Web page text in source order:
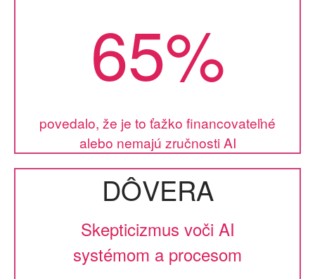
65%
povedalo, že je to ťažko financovateľné
alebo nemajú zručnosti AI
DÔVERA
Skepticizmus voči AI
systémom a procesom